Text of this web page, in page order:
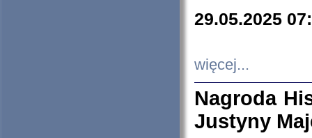
29.05.2025
więcej...
Nagroda
Justyny